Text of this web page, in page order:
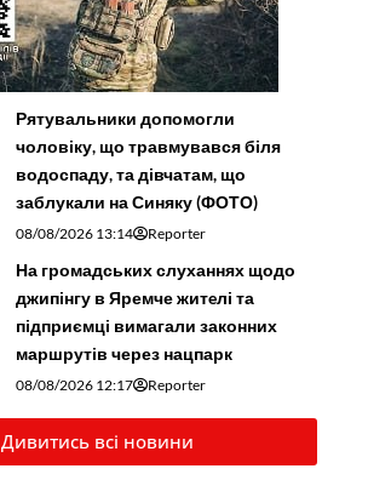
Рятувальники допомогли
чоловіку, що травмувався біля
водоспаду, та дівчатам, що
заблукали на Синяку (ФОТО)
08/08/2026 13:14 Reporter
На громадських слуханнях щодо
джипінгу в Яремче житeлі та
підприємці вимагали законних
маршрутів через нацпарк
08/08/2026 12:17 Reporter
Дивитись всі новини